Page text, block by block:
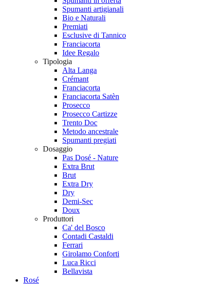
Spumanti artigianali
Bio e Naturali
Premiati
Esclusive di Tannico
Franciacorta
Idee Regalo
Tipologia
Alta Langa
Crémant
Franciacorta
Franciacorta Satèn
Prosecco
Prosecco Cartizze
Trento Doc
Metodo ancestrale
Spumanti pregiati
Dosaggio
Pas Dosé - Nature
Extra Brut
Brut
Extra Dry
Dry
Demi-Sec
Doux
Produttori
Ca' del Bosco
Contadi Castaldi
Ferrari
Girolamo Conforti
Luca Ricci
Bellavista
Rosé